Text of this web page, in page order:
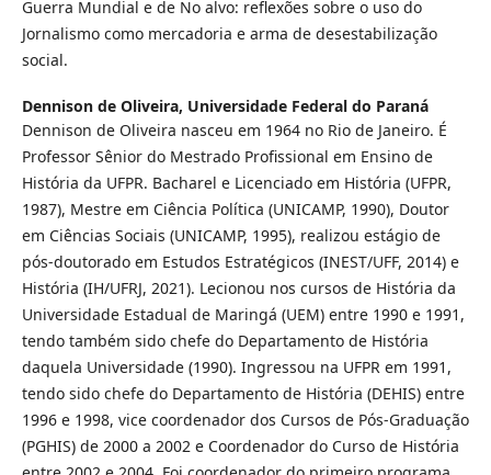
Guerra Mundial e de No alvo: reflexões sobre o uso do
Jornalismo como mercadoria e arma de desestabilização
social.
Dennison de Oliveira, Universidade Federal do Paraná
Dennison de Oliveira nasceu em 1964 no Rio de Janeiro. É
Professor Sênior do Mestrado Profissional em Ensino de
História da UFPR. Bacharel e Licenciado em História (UFPR,
1987), Mestre em Ciência Política (UNICAMP, 1990), Doutor
em Ciências Sociais (UNICAMP, 1995), realizou estágio de
pós-doutorado em Estudos Estratégicos (INEST/UFF, 2014) e
História (IH/UFRJ, 2021). Lecionou nos cursos de História da
Universidade Estadual de Maringá (UEM) entre 1990 e 1991,
tendo também sido chefe do Departamento de História
daquela Universidade (1990). Ingressou na UFPR em 1991,
tendo sido chefe do Departamento de História (DEHIS) entre
1996 e 1998, vice coordenador dos Cursos de Pós-Graduação
(PGHIS) de 2000 a 2002 e Coordenador do Curso de História